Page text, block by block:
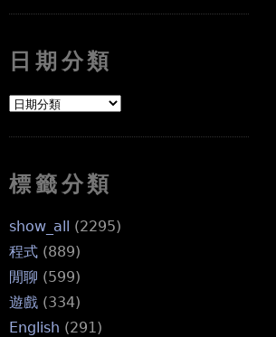
日期分類
標籤分類
show_all (2295)
程式 (889)
閒聊 (599)
遊戲 (334)
English (291)